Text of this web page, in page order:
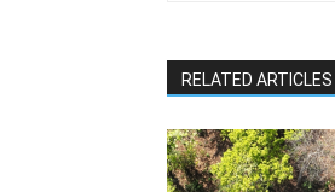
RELATED ARTICLES